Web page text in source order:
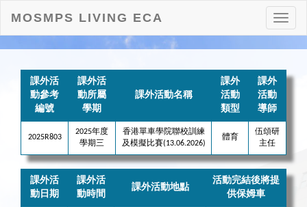
打
開
MOSMPS LIVING ECA
課外活
動參考
編號
課外活
動所屬
學期
課外活動名稱
課外
活動
類型
課外
活動
導師
2025R803
2025年度
學期三
香港單車學院聯校訓練
及模擬比賽(13.06.2026)
體育
伍頌研
主任
課外活
動日期
課外活
動時間
課外活動地點
活動完結後將提
供保姆車